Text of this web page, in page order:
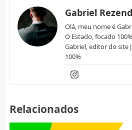
Gabriel
Olá, meu nome é
O Estado, focado
Gabriel, editor do site
100%
Relacionados